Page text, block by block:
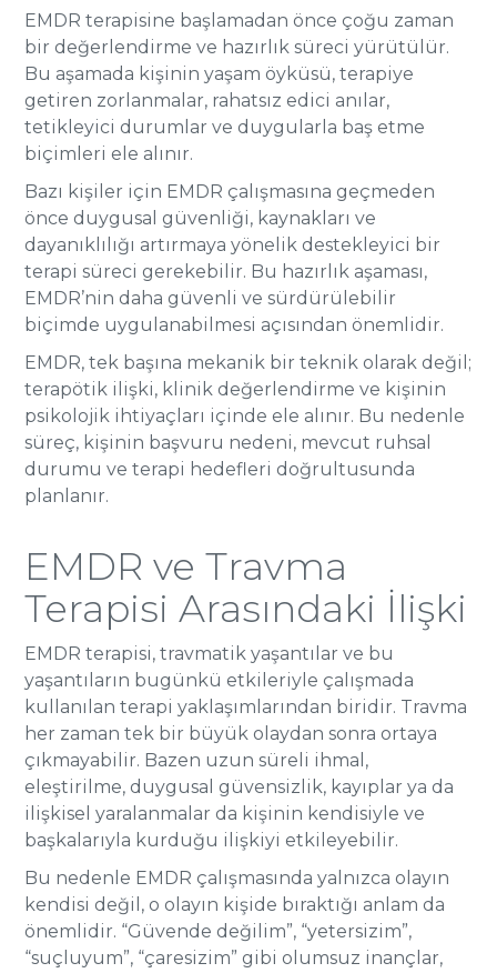
EMDR terapisine başlamadan önce çoğu zaman
bir değerlendirme ve hazırlık süreci yürütülür.
Bu aşamada kişinin yaşam öyküsü, terapiye
getiren zorlanmalar, rahatsız edici anılar,
tetikleyici durumlar ve duygularla baş etme
biçimleri ele alınır.
Bazı kişiler için EMDR çalışmasına geçmeden
önce duygusal güvenliği, kaynakları ve
dayanıklılığı artırmaya yönelik destekleyici bir
terapi süreci gerekebilir. Bu hazırlık aşaması,
EMDR’nin daha güvenli ve sürdürülebilir
biçimde uygulanabilmesi açısından önemlidir.
EMDR, tek başına mekanik bir teknik olarak değil;
terapötik ilişki, klinik değerlendirme ve kişinin
psikolojik ihtiyaçları içinde ele alınır. Bu nedenle
süreç, kişinin başvuru nedeni, mevcut ruhsal
durumu ve terapi hedefleri doğrultusunda
planlanır.
EMDR ve Travma
Terapisi Arasındaki İlişki
EMDR terapisi, travmatik yaşantılar ve bu
yaşantıların bugünkü etkileriyle çalışmada
kullanılan terapi yaklaşımlarından biridir. Travma
her zaman tek bir büyük olaydan sonra ortaya
çıkmayabilir. Bazen uzun süreli ihmal,
eleştirilme, duygusal güvensizlik, kayıplar ya da
ilişkisel yaralanmalar da kişinin kendisiyle ve
başkalarıyla kurduğu ilişkiyi etkileyebilir.
Bu nedenle EMDR çalışmasında yalnızca olayın
kendisi değil, o olayın kişide bıraktığı anlam da
önemlidir. “Güvende değilim”, “yetersizim”,
“suçluyum”, “çaresizim” gibi olumsuz inançlar,